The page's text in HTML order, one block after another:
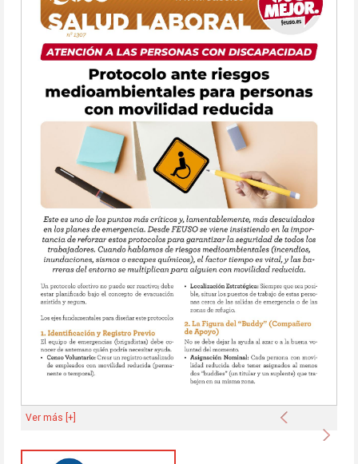
Anterior
Ver más [+]